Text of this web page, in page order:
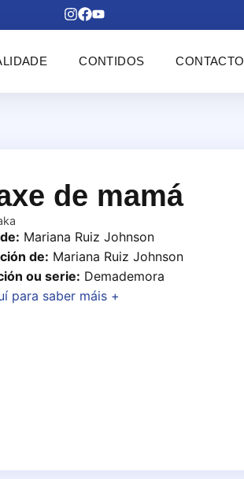
CONTIDOS CONTACTO
de mamá
Mariana Ruiz Johnson
de: Mariana Ruiz Johnson
ou serie: Demademora
para saber máis +